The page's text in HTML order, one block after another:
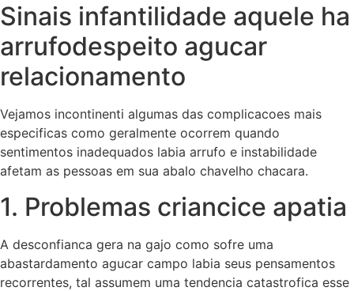
Sinais infantilidade aquele ha
arrufodespeito agucar
relacionamento
Vejamos incontinenti algumas das complicacoes mais
especificas como geralmente ocorrem quando
sentimentos inadequados labia arrufo e instabilidade
afetam as pessoas em sua abalo chavelho chacara.
1. Problemas criancice apatia
A desconfianca gera na gajo como sofre uma
abastardamento agucar campo labia seus pensamentos
recorrentes, tal assumem uma tendencia catastrofica esse